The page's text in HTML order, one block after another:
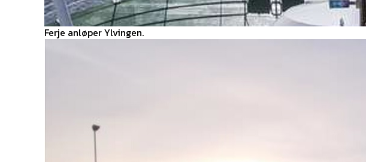
Ferje anløper Ylvingen.